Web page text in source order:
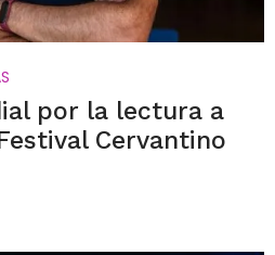
por la lectura a
Cervantino